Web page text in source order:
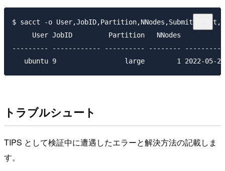
$ sacct -o
User JobID         Partition   NNodes
--------- ------------ ---------- --------
トラブルシュート
TIPS として検証中に遭遇したエラーと解決方法の記載しま
す。